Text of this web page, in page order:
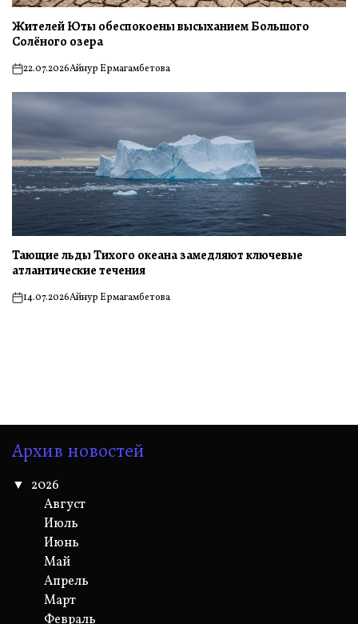
Жителей Юты обеспокоены высыханием Большого
Солёного озера
on22.07.2026Айнур Ермагамбетова
Тающие льды Тихого океана замедляют ключевые
атлантические течения
on14.07.2026Айнур Ермагамбетова
Архив новостей
2026
Август
Июль
Июнь
Май
Апрель
Март
Февраль